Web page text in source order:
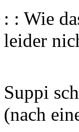
: : Wie
leider
Suppi
(nach